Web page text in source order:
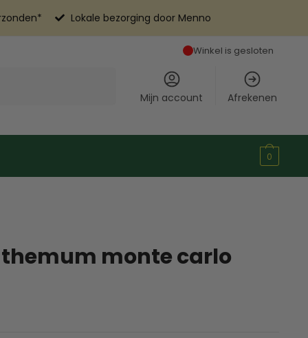
Lokale bezorging door Menno
Winkel is gesloten
Mijn account Afrekenen
0
monte carlo